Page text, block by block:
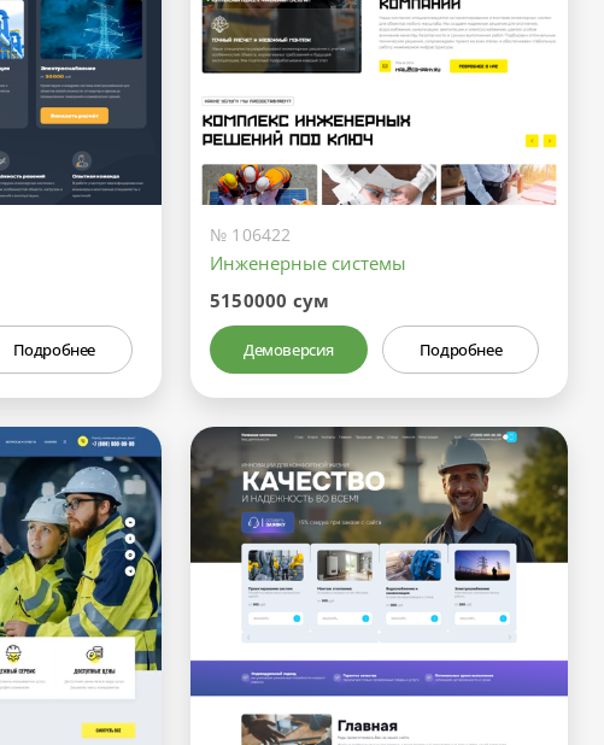
Подробнее
№ 106422
Инженерные системы
5150000 сум
Демоверсия Подробнее